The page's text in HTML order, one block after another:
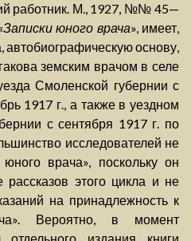
работник. М., 1927, №№ 45—
Записки юного врача», имеет,
автобиографическую основу,
земским врачом в селе
Смоленской губернии с
1917 г., а также в уездном
с сентября 1917 г. по
исследователей не
врача», поскольку он
этого цикла и не
на принадлежность к
Вероятно, в момент